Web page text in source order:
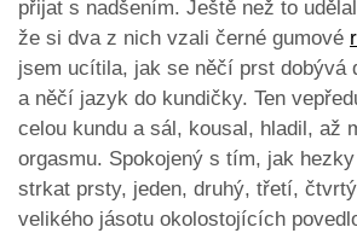
přijat s nadšením. Ještě než to
že si dva z nich vzali černé gumové
jsem ucítila, jak se něčí prst dobývá
a něčí jazyk do kundičky. Ten
celou kundu a sál, kousal, hladil, až
orgasmu. Spokojený s tím, jak
strkat prsty, jeden, druhý, třetí,
velikého jásotu okolostojících